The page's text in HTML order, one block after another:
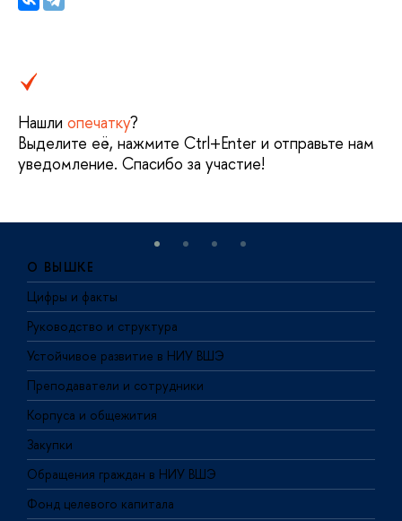
Нашли опечатку?
Выделите её, нажмите Ctrl+Enter и отправьте нам
уведомление. Спасибо за участие!
О ВЫШКЕ
Цифры и факты
Руководство и структура
Устойчивое развитие в НИУ ВШЭ
Преподаватели и сотрудники
Корпуса и общежития
Закупки
Обращения граждан в НИУ ВШЭ
Фонд целевого капитала